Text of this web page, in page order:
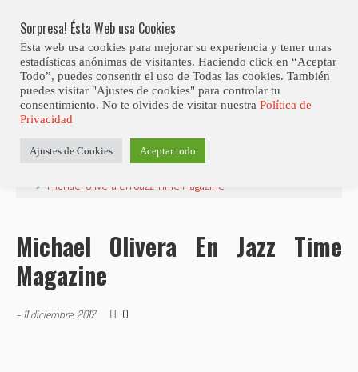
content
Club Contest.
Michael Olivera en Jazz Time Magazine
> Michael Olivera en Jazz Time Magazine
Michael Olivera En Jazz Time
Magazine
- 11 diciembre, 2017 0
Sorpresa! Ésta Web usa Cookies
Esta web usa cookies para mejorar su experiencia y tener unas
estadísticas anónimas de visitantes. Haciendo click en “Aceptar
Todo”, puedes consentir el uso de Todas las cookies. También
puedes visitar "Ajustes de cookies" para controlar tu
consentimiento. No te olvides de visitar nuestra Política de
Privacidad
Ajustes de Cookies Aceptar todo